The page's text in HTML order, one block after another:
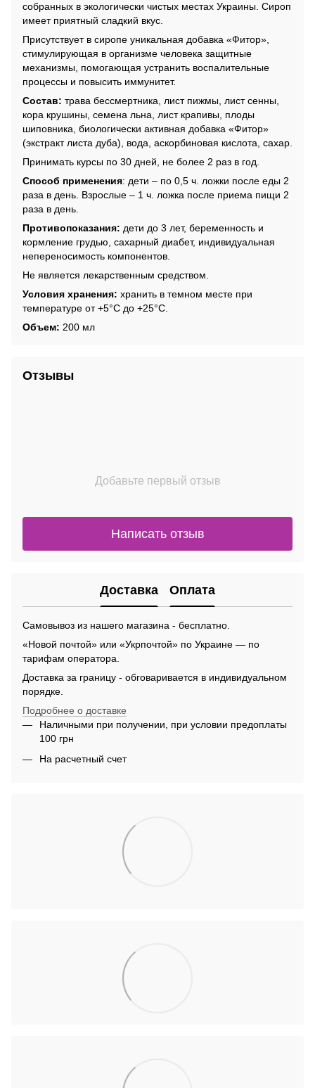
собранных в экологически чистых местах Украины. Сироп
имеет приятный сладкий вкус.
Присутствует в сиропе уникальная добавка «Фитор»,
стимулирующая в организме человека защитные
механизмы, помогающая устранить воспалительные
процессы и повысить иммунитет.
Состав: трава бессмертника, лист пижмы, лист сенны,
кора крушины, семена льна, лист крапивы, плоды
шиповника, биологически активная добавка «Фитор»
(экстракт листа дуба), вода, аскорбиновая кислота, сахар.
Принимать курсы по 30 дней, не более 2 раз в год.
Способ применения: дети – по 0,5 ч. ложки после еды 2
раза в день. Взрослые – 1 ч. ложка после приема пищи 2
раза в день.
Противопоказания: дети до 3 лет, беременность и
кормление грудью, сахарный диабет, индивидуальная
непереносимость компонентов.
Не является лекарственным средством.
Условия хранения: хранить в темном месте при
температуре от +5°С до +25°С.
Объем: 200 мл
Отзывы
Добавьте первый отзыв
Написать отзыв
Доставка Оплата
Самовывоз из нашего магазина - бесплатно.
«Новой почтой» или «Укрпочтой» по Украине — по
тарифам оператора.
Доставка за границу - обговаривается в индивидуальном
порядке.
Подробнее о доставке
Наличными при получении, при условии предоплаты
100 грн
На расчетный счет